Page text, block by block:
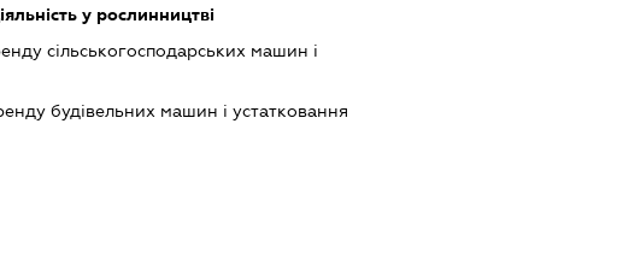
у рослинництві
сільськогосподарських машин і
будівельних машин і устатковання